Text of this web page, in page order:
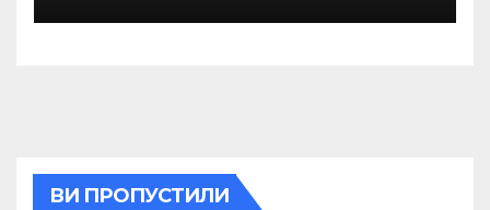
ВИ ПРОПУСТИЛИ